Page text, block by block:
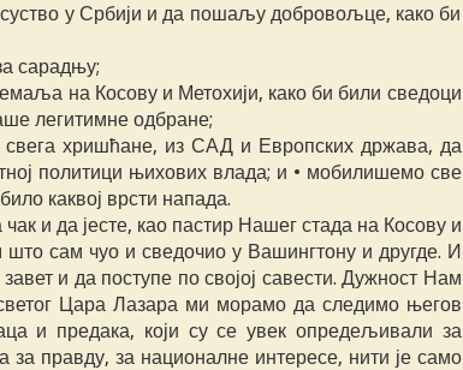
у Србији и да пошаљу добровољце, како би
сарадњу;
на Косову и Метохији, како би били сведоци
легитимне одбране;
свега хришћане, из САД и Европских држава, да
политици њихових влада; и • мобилишемо све
каквој врсти напада.
и да јесте, као пастир Нашег стада на Косову и
сам чуо и сведочио у Вашингтону и другде. И
и да поступе по својој савести. Дужност Нам
Цара Лазара ми морамо да следимо његов
и предака, који су се увек опредељивали за
правду, за националне интересе, нити је само